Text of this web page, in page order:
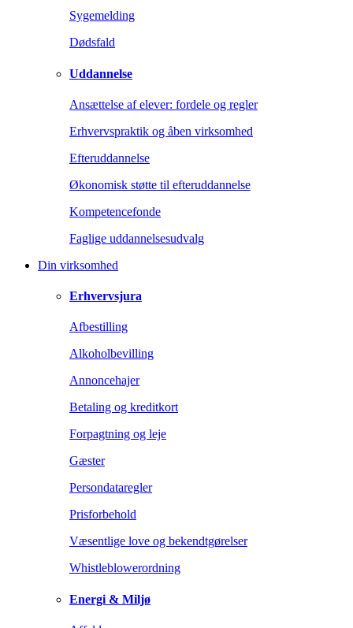
Sygemelding
Dødsfald
Uddannelse
Ansættelse af elever: fordele og regler
Erhvervspraktik og åben virksomhed
Efteruddannelse
Økonomisk støtte til efteruddannelse
Kompetencefonde
Faglige uddannelsesudvalg
Din virksomhed
Erhvervsjura
Afbestilling
Alkoholbevilling
Annoncehajer
Betaling og kreditkort
Forpagtning og leje
Gæster
Persondataregler
Prisforbehold
Væsentlige love og bekendtgørelser
Whistleblowerordning
Energi & Miljø